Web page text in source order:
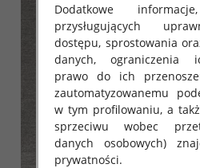
Dodatkowe
przysługujących
dostępu, sprostowania
danych, ograniczenia
prawo do ich
zautomatyzowanemu
w tym profilowaniu, a
sprzeciwu wobec
danych osobowych)
prywatności.